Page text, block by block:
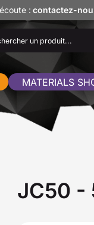
: contactez-
MATERIALS
JC50 -